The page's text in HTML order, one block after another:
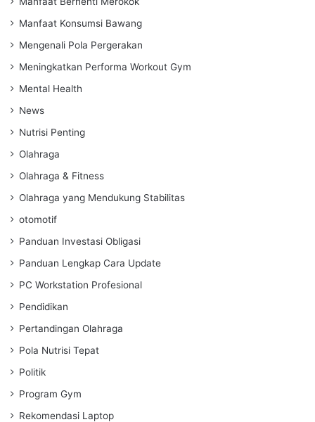
Manfaat Konsumsi Bawang
Mengenali Pola Pergerakan
Meningkatkan Performa Workout Gym
Mental Health
News
Nutrisi Penting
Olahraga
Olahraga & Fitness
Olahraga yang Mendukung Stabilitas
otomotif
Panduan Investasi Obligasi
Panduan Lengkap Cara Update
PC Workstation Profesional
Pendidikan
Pertandingan Olahraga
Pola Nutrisi Tepat
Politik
Program Gym
Rekomendasi Laptop